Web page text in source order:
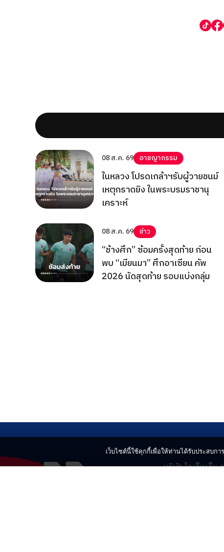
08 ส.ค. 69 อาชญากรรม
ในหลวง โปรดเกล้าฯรับผู้วายชนม์
เหตุกราดยิง ในพระบรมราชานุ
เคราะห์
08 ส.ค. 69 ข่าว
“ช้างศึก” ซ้อมครั้งสุดท้าย ก่อน
พบ “เมียนมา” ศึกอาเซียน คัพ
2026 นัดสุดท้าย รอบแบ่งกลุ่ม
บริษัท ไอเอ็นเอ็น
เว็บไซต์นี้ใช้คุกกี้เพื่อให้ท่านได้รับประสบก